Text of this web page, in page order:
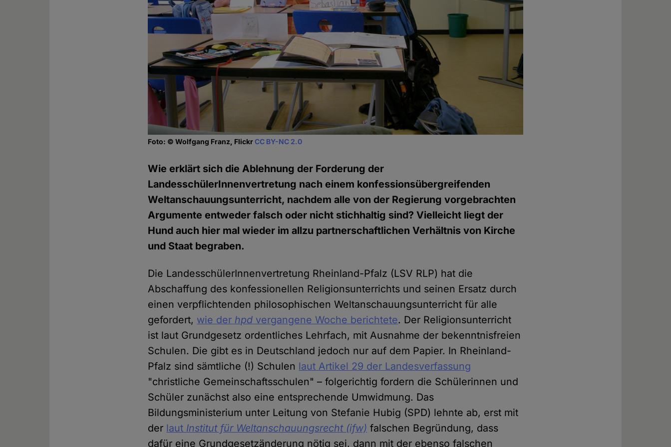
Foto: © Wolfgang Franz, FlickrCC BY-NC 2.0
Wie erklärt sich die Ablehnung der Forderung der
LandesschülerInnenvertretung nach einem konfessionsübergreifenden
Weltanschauungsunterricht, nachdem alle von der Regierung vorgebrachten
Argumente entweder falsch oder nicht stichhaltig sind? Vielleicht liegt der
Hund auch hier mal wieder im allzu partnerschaftlichen Verhältnis von Kirche
und Staat begraben.
Die LandesschülerInnenvertretung Rheinland-Pfalz (LSV RLP) hat die
Abschaffung des konfessionellen Religionsunterrichts und seinen Ersatz durch
einen verpflichtenden philosophischen Weltanschauungsunterricht für alle
gefordert, wie der hpd vergangene Woche berichtete. Der Religionsunterricht
ist laut Grundgesetz ordentliches Lehrfach, mit Ausnahme der bekenntnisfreien
Schulen. Die gibt es in Deutschland jedoch nur auf dem Papier. In Rheinland-
Pfalz sind sämtliche (!) Schulen laut Artikel 29 der Landesverfassung
"christliche Gemeinschaftsschulen" – folgerichtig fordern die Schülerinnen und
Schüler zunächst also eine entsprechende Umwidmung. Das
Bildungsministerium unter Leitung von Stefanie Hubig (SPD) lehnte ab, erst mit
der laut Institut für Weltanschauungsrecht (ifw) falschen Begründung, dass
dafür eine Grundgesetzänderung nötig sei, dann mit der ebenso falschen